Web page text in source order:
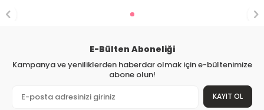
E-Bülten Aboneliği
Kampanya ve yeniliklerden haberdar olmak için e-bültenimize
abone olun!
KAYIT OL